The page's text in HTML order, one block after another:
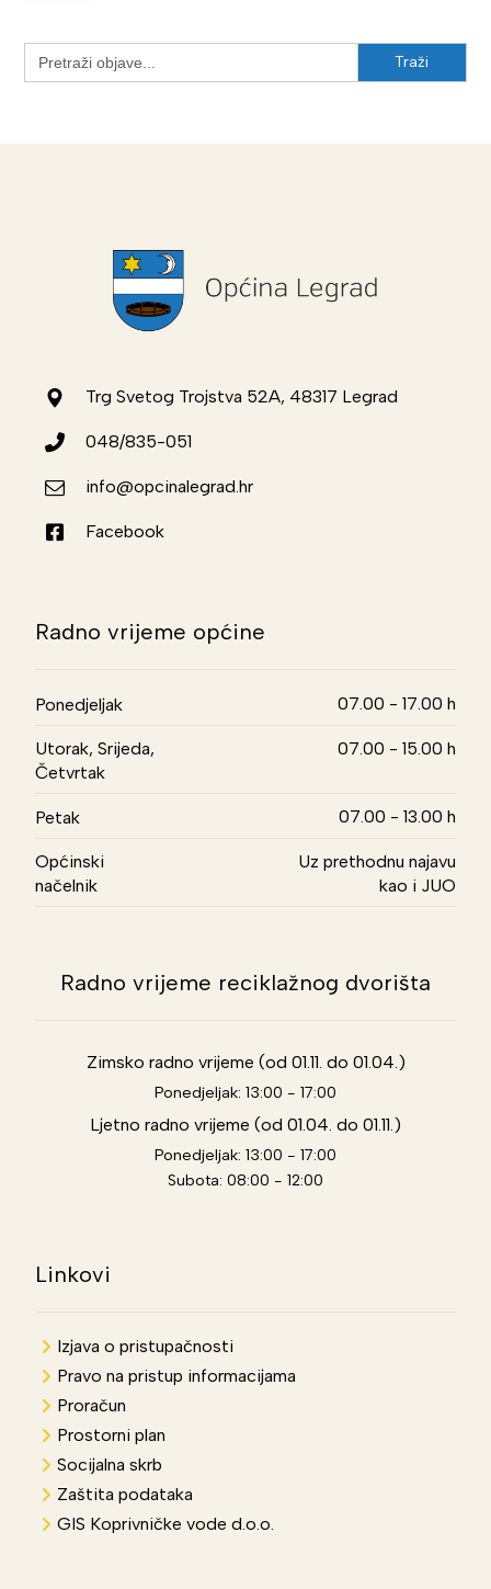
Search
for:
Trg Svetog Trojstva 52A, 48317 Legrad
048/835-051
info@opcinalegrad.hr
Facebook
Radno vrijeme općine
Ponedjeljak 07.00 - 17.00 h
Utorak, Srijeda,
Četvrtak
07.00 - 15.00 h
Petak 07.00 - 13.00 h
Općinski
načelnik
Uz prethodnu najavu
kao i JUO
Radno vrijeme reciklažnog dvorišta
Zimsko radno vrijeme (od 01.11. do 01.04.)
Ponedjeljak: 13:00 - 17:00
Ljetno radno vrijeme (od 01.04. do 01.11.)
Ponedjeljak: 13:00 - 17:00
Subota: 08:00 - 12:00
Linkovi
Izjava o pristupačnosti
Pravo na pristup informacijama
Proračun
Prostorni plan
Socijalna skrb
Zaštita podataka
GIS Koprivničke vode d.o.o.